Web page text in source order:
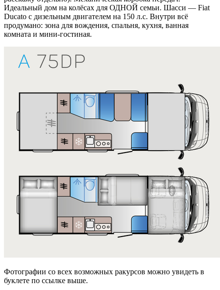
Идеальный дом на колёсах для ОДНОЙ семьи. Шасси — Fiat
Ducato с дизельным двигателем на 150 л.с. Внутри всё
продумано: зона для вождения, спальня, кухня, ванная
комната и мини-гостиная.
Фотографии со всех возможных ракурсов можно увидеть в
буклете по ссылке выше.